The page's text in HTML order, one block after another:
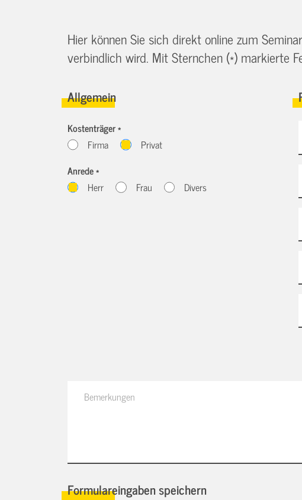
Hier können Sie sich direkt online zum
verbindlich wird. Mit Sternchen (*) markierte
Allgemein
Kostenträger *
Firma
Privat
Anrede *
Herr
Frau Divers
Formulareingaben speichern